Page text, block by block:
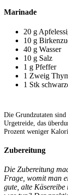
Marinade
20 g
10 g
40 g Wasser
10 g Salz
1 g Pfeffer
1 Zweig
1 Stk
Die Grundzutaten
Urgetreide, das
Prozent weniger
Zubereitung
Die Zubereitung
Frage, womit man
gute, alte